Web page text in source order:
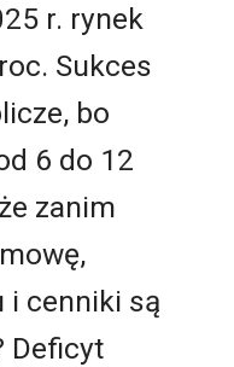
r. rynek
Sukces
bo
6 do 12
zanim
i cenniki są
Deficyt